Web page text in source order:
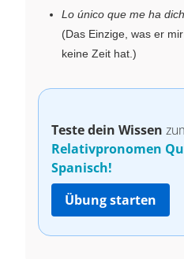
Lo único que me ha
(Das Einzige, was er
keine Zeit hat.)
Teste dein Wissen
Relativpronomen
Spanisch!
Übung starten